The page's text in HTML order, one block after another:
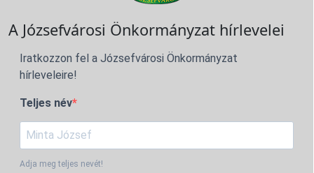
A Józsefvárosi Önkormányzat hírlevelei
Iratkozzon fel a Józsefvárosi Önkormányzat
hírleveleire!
Teljes név
Adja meg teljes nevét!